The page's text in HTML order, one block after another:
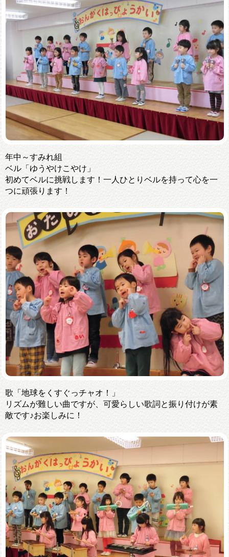
年中～すみれ組
ベル「ゆうやけこやけ」
初めてベルに挑戦します！一人ひとりベルを持って心を一
つに頑張ります！
歌「地球をくすぐっチャオ！」
リズムが難しい曲ですが、可愛らしい歌詞と振り付けが素
敵です♪お楽しみに！